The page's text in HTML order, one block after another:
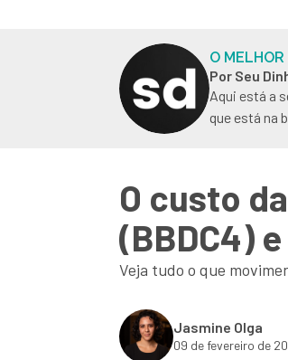
O
Por Seu
Aqui está a
que está na
O custo
(BBDC4)
Veja tudo o que
Jasmine Olga
09 de fevereiro de